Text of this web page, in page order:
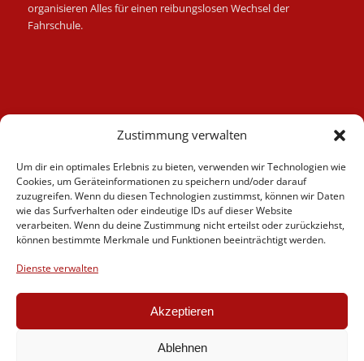
Zustimmung verwalten
Um dir ein optimales Erlebnis zu bieten, verwenden wir Technologien wie
Cookies, um Geräteinformationen zu speichern und/oder darauf
zuzugreifen. Wenn du diesen Technologien zustimmst, können wir Daten
wie das Surfverhalten oder eindeutige IDs auf dieser Website
verarbeiten. Wenn du deine Zustimmung nicht erteilst oder zurückziehst,
können bestimmte Merkmale und Funktionen beeinträchtigt werden.
Dienste verwalten
Akzeptieren
Ablehnen
organisieren Alles für einen reibungslosen Wechsel der
Fahrschule.
Fahrlehrer
Fahrschule
Motorrad
News
Videos